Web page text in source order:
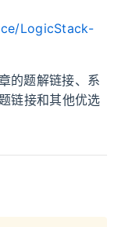
LogicStack-
的题解链接、系
链接和其他优选